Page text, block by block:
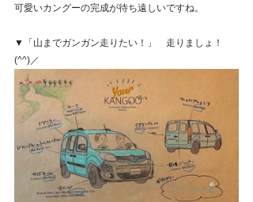
可愛いカングーの完成が待ち遠しいですね。
▼「山までガンガン走りたい！」　走りましょ！
(^^)／